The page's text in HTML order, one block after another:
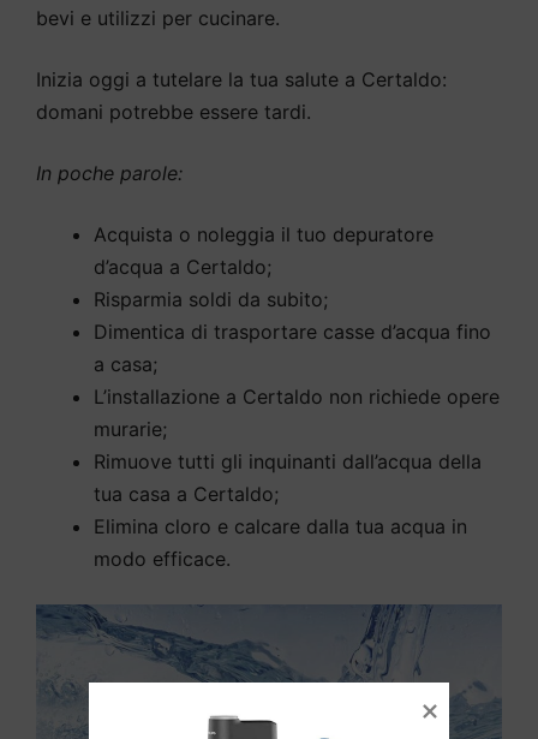
bevi e utilizzi per cucinare.
Inizia oggi a tutelare la tua salute a Certaldo:
domani potrebbe essere tardi.
In poche parole:
Acquista o noleggia il tuo depuratore
d’acqua a Certaldo;
Risparmia soldi da subito;
Dimentica di trasportare casse d’acqua fino
a casa;
L’installazione a Certaldo non richiede opere
murarie;
Rimuove tutti gli inquinanti dall’acqua della
tua casa a Certaldo;
Elimina cloro e calcare dalla tua acqua in
modo efficace.